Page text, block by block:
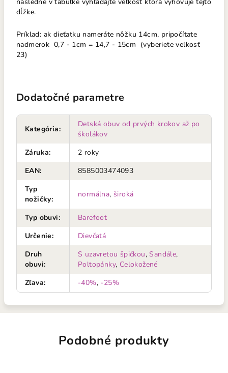
dĺžke.
Príklad: ak dieťatku nameráte nôžku 14cm, pripočítate
nadmerok 0,7 - 1cm = 14,7 - 15cm (vyberiete veľkosť
23)
Dodatočné parametre
Kategória:
Detská obuv od prvých krokov až po
školákov
Záruka:
2 roky
EAN:
8585003474093
Typ
nožičky:
normálna, široká
Typ obuvi:
Barefoot
Určenie:
Dievčatá
Druh
obuvi:
S uzavretou špičkou,Sandále,
Poltopánky, Celokožené
Zľava: -40%, -25%
Podobné produkty